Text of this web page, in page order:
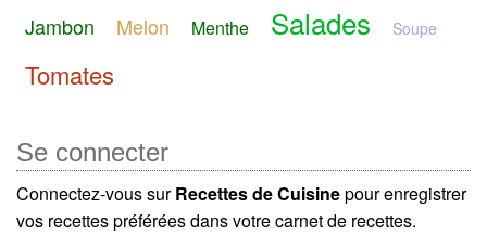
Jambon Melon Menthe Salades Soupe
Tomates
Se connecter
Connectez-vous surRecettes de Cuisinepour enregistrer
vos recettes préférées dans votre carnet de recettes.